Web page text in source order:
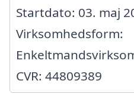
Startdato: 03. maj
Virksomhedsform:
CVR: 44809389